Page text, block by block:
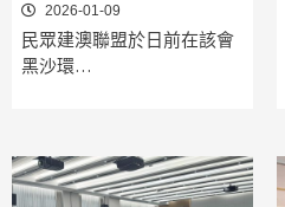
2026-01-09
民眾建澳聯盟於日前在該會
黑沙環…